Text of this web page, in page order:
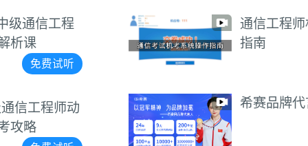
通信工程师机考系统操作
指南
希赛品牌代言视频
免费试听